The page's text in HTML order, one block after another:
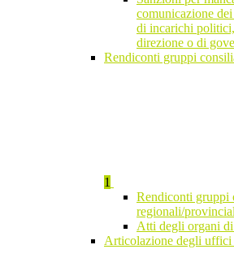
comunicazione
di incarichi
direzione o di
Rendiconti gruppi
1
Rendiconti gruppi
regionali/
Atti degli organi
Articolazione degli uffici